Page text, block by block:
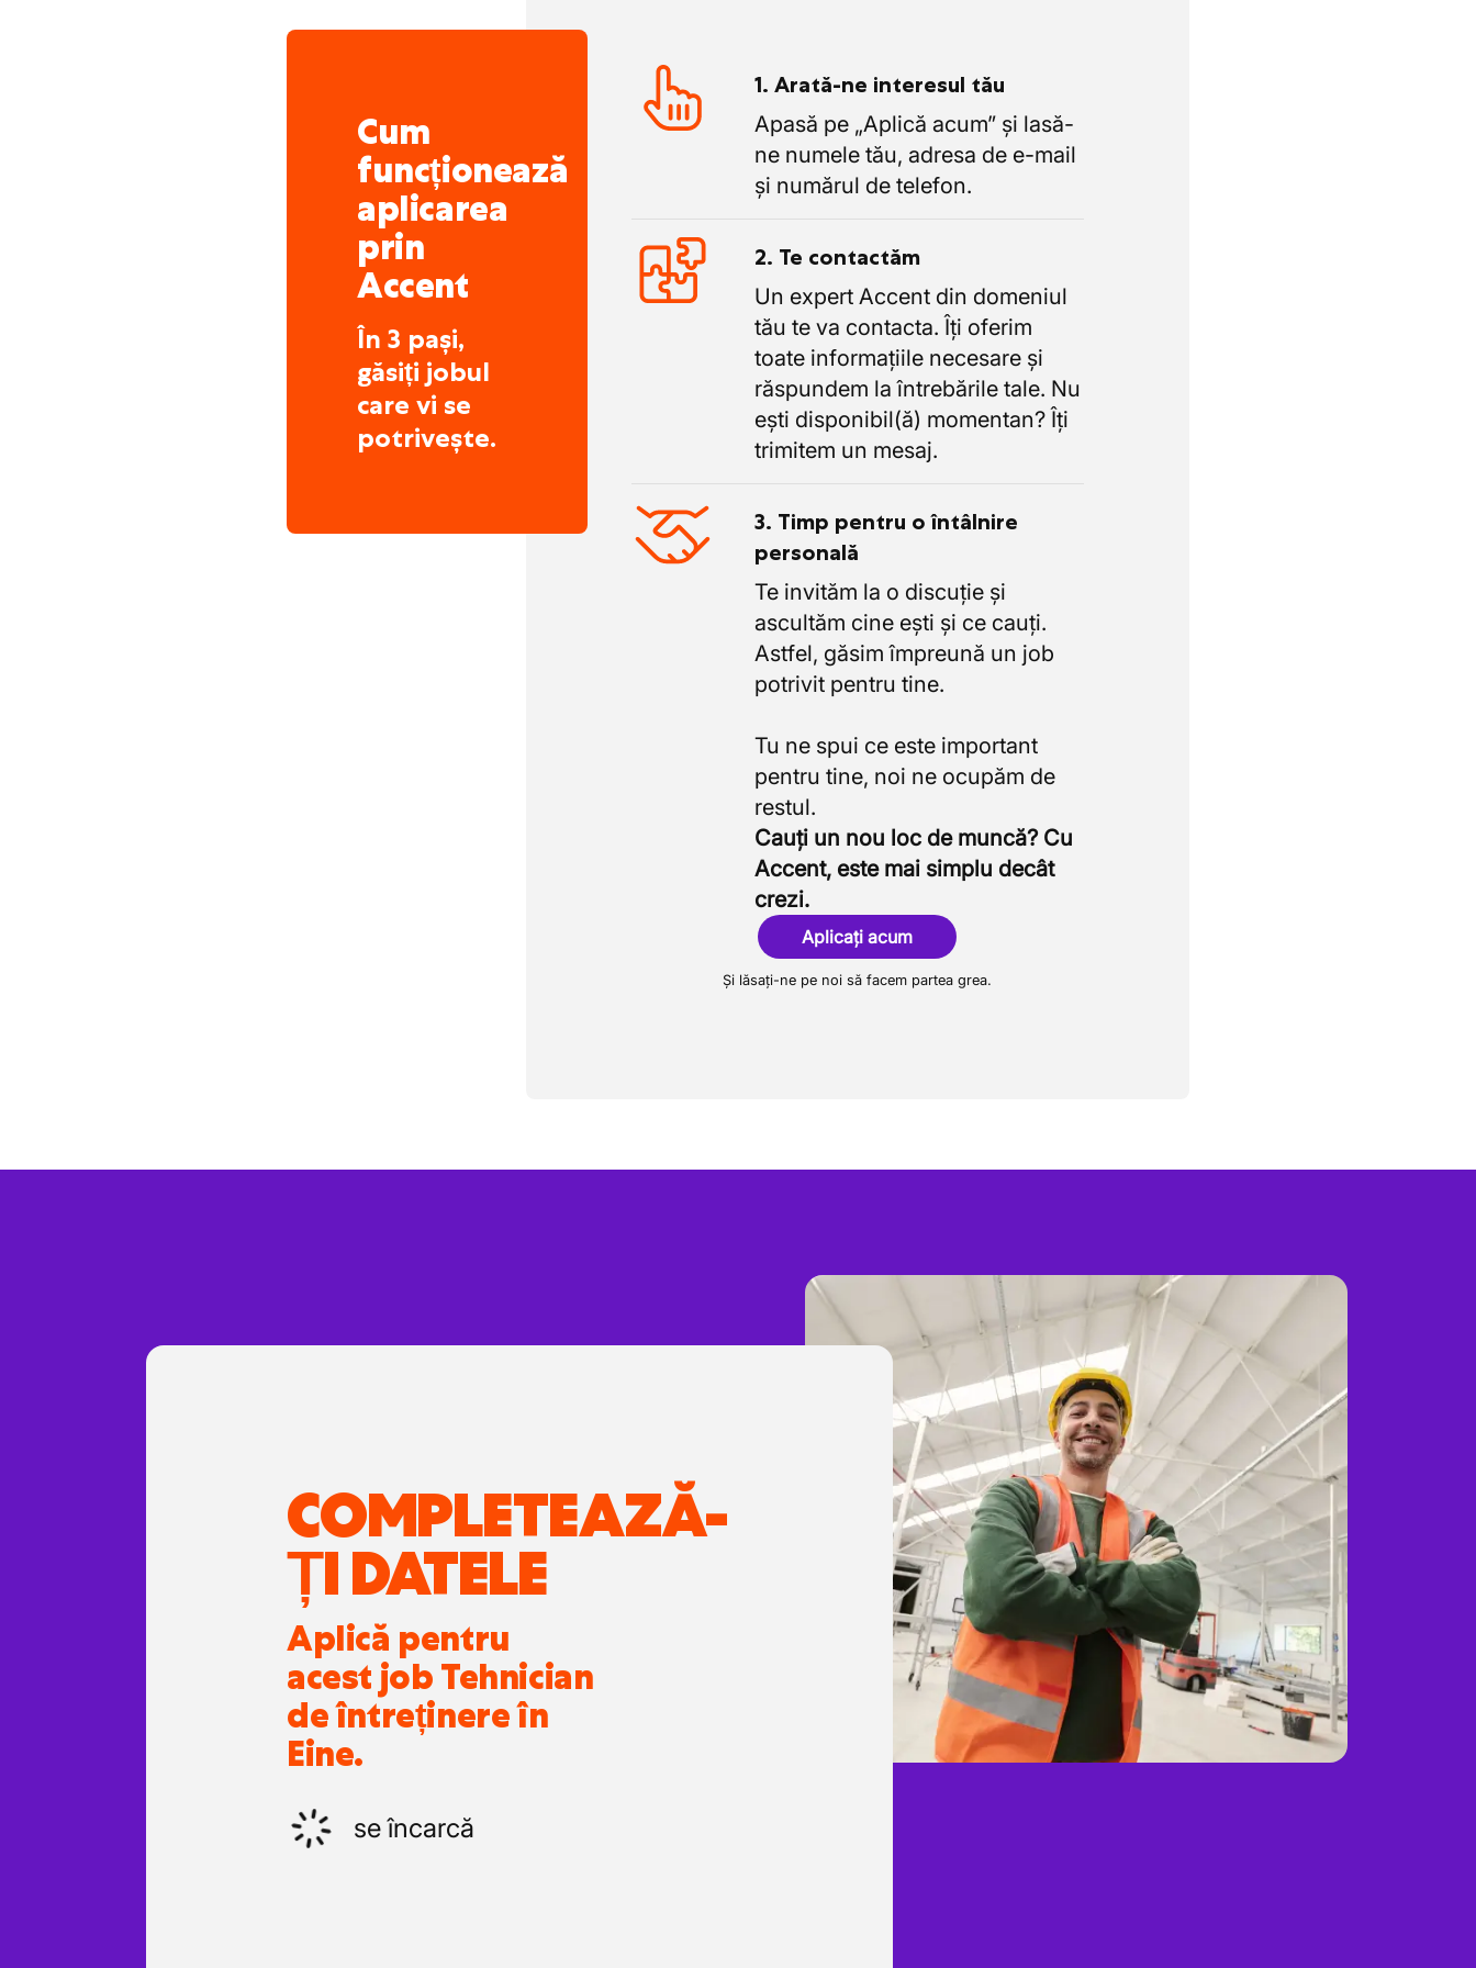
Cum
funcționează
aplicarea
prin
Accent
În 3 pași,
găsiți jobul
care vi se
potrivește.
1. Arată-ne interesul tău
Apasă pe „Aplică acum” și lasă-
ne numele tău, adresa de e-mail
și numărul de telefon.
2. Te contactăm
Un expert Accent din domeniul
tău te va contacta. Îți oferim
toate informațiile necesare și
răspundem la întrebările tale. Nu
ești disponibil(ă) momentan? Îți
trimitem un mesaj.
3. Timp pentru o întâlnire
personală
Te invităm la o discuție și
ascultăm cine ești și ce cauți.
Astfel, găsim împreună un job
potrivit pentru tine.
Tu ne spui ce este important
pentru tine, noi ne ocupăm de
Cauți un nou loc de muncă? Cu
Accent, este mai simplu decât
crezi.
Aplicați acum
Și lăsați-ne pe noi să facem partea grea.
COMPLETEAZĂ-
ȚI DATELE
Aplică pentru
acest job Tehnician
de întreținere în
Eine.
se încarcă